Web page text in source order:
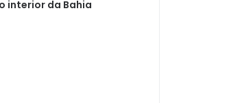
interior da Bahia